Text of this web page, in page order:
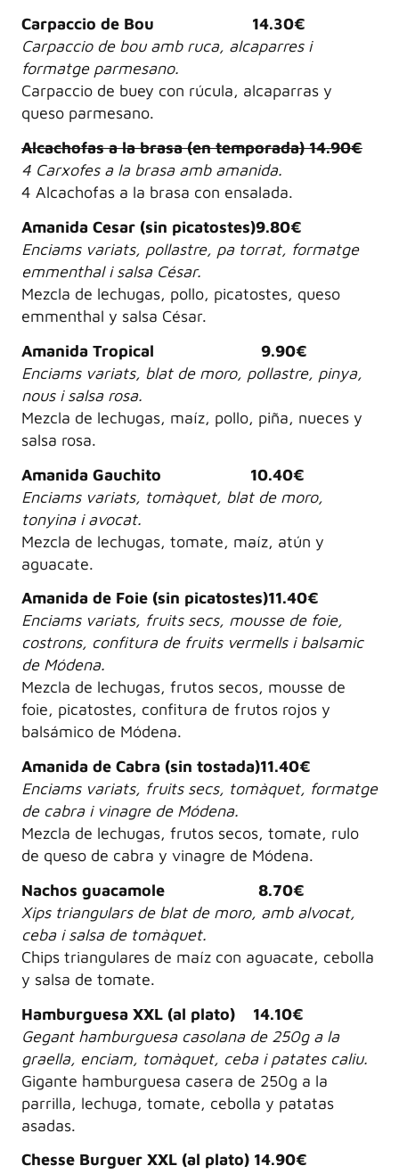
Carpaccio de Bou 14.30€
Carpaccio de bou amb ruca, alcaparres i
formatge parmesano.
Carpaccio de buey con rúcula, alcaparras y
queso parmesano.
Alcachofas a la brasa (en temporada) 14.90€
4 Carxofes a la brasa amb amanida.
4 Alcachofas a la brasa con ensalada.
Amanida Cesar (sin picatostes)9.80€
Enciams variats, pollastre, pa torrat, formatge
emmenthal i salsa César.
Mezcla de lechugas, pollo, picatostes, queso
emmenthal y salsa César.
Amanida Tropical 9.90€
Enciams variats, blat de moro, pollastre, pinya,
nous i salsa rosa.
Mezcla de lechugas, maíz, pollo, piña, nueces y
salsa rosa.
Amanida Gauchito 10.40€
Enciams variats, tomàquet, blat de moro,
tonyina i avocat.
Mezcla de lechugas, tomate, maíz, atún y
aguacate.
Amanida de Foie (sin picatostes)11.40€
Enciams variats, fruits secs, mousse de foie,
costrons, confitura de fruits vermells i balsamic
de Módena.
Mezcla de lechugas, frutos secos, mousse de
foie, picatostes, confitura de frutos rojos y
balsámico de Módena.
Amanida de Cabra (sin tostada)11.40€
Enciams variats, fruits secs, tomàquet, formatge
de cabra i vinagre de Módena.
Mezcla de lechugas, frutos secos, tomate, rulo
de queso de cabra y vinagre de Módena.
Nachos guacamole 8.70€
Xips triangulars de blat de moro, amb alvocat,
ceba i salsa de tomàquet.
Chips triangulares de maíz con aguacate, cebolla
y salsa de tomate.
Hamburguesa XXL (al plato) 14.10€
Gegant hamburguesa casolana de 250g a la
graella, enciam, tomàquet, ceba i patates caliu.
Gigante hamburguesa casera de 250g a la
parrilla, lechuga, tomate, cebolla y patatas
asadas.
Chesse Burguer XXL (al plato) 14.90€